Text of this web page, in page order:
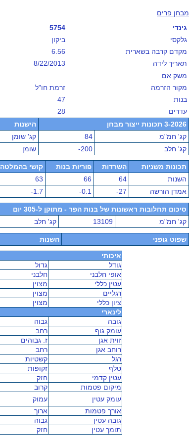
מבחן פרים
גינדי
5754
גלקסי
ביקון
מקדם קרבה בשארית
6.56
תאריך לידה
8/22/2013
משק אם
מקור הזרמה
זרמת חו"ל
בנות
47
עדרים
28
3-2026 תכונות ייצור מבחן
הישנות
קג' חמ"מ
84 קג' שומן
קג' חלב
-200 שומן
תכונות משניות השרדות פוריות בנות קושי בהמלטה
השנות
64
66
63
אמדן הורשה
-27
-0.1
-1.7
סיכום תחלובות ראשונות של בנות הפר - מתוקן ל-305 יום
קג' חמ"מ
13109 קג' חלב
שפוט גופני השנות
איכותי
גודל
גדול
אופי חלבני
חלבני
עטין כללי
מצוין
רגליים
מצוין
ציון כללי
מצוין
לינארי
גובה
גבוה
עומק גוף
רחב
זוית אגן
ז. גבוהים
רוחב אגן
רחב
רגל
קשטיות
טלף
זקופות
עטין קדמי
חזק
מיקום פטמות
קרוב
עומק עטין
עמוק
אורך פטמות
ארוך
גובה עטין
גבוה
תומך עטין
חזק